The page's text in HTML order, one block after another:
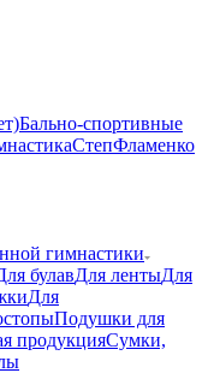
Бально-спортивные
СтепФламенко
гимнастики
булавДля лентыДля
Для
Подушки для
продукцияСумки,